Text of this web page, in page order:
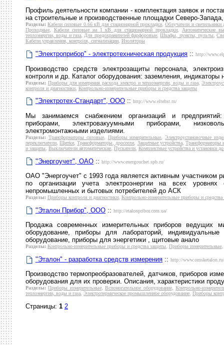
Профиль деятельности компании - комплектация заявок и
на строительные и производственные площадки Северо-
Разделы: Кабели силовые 0.66 кВ для стационарной прокладки,Облучатели и
Проходные, Кабели силовые на 1 кВ для стационарной прокладки,Автоматические
теплоэнергии, воды и газа,Для предохранителей фарфоровые,Шкафы, пункты, пульты,
Кабели управления, контроля, сигнализации, Изоляторы
"Электроприбор" - электротехническая продукция :: http://
Производство средств электрозащиты персонала,
контроля и др. Каталог оборудования: заземления,
Разделы: Приборы для измерения расхода электро и теплоэнергии, воды и газа,
контроля и диагностики Контрольно-измерительные приборы и средства защиты
"Электротех-Стандарт", ООО :: http://www.eltehst.ru/
Мы занимаемся снабжением организаций и
приборами, электровакуумными приборами,
электромонтажными изделиями.
Разделы: Трансформаторы силовые, Приборы измерительные ,Электроустановочные
переключатели ,Щитки ,Трансформаторы, дроссели Защитные устройства, Трансформаторы
и защиты
Выключатели автоматические Пускатели Комплектные устройства и установки
"Энергоучет", ОАО :: http://www.energouchet.spb.ru/
ОАО "Энергоучет" с 1993 года является активным участником
по организации учета электроэнергии на всех
непромышленных и бытовых потребителей до АСК
Разделы: Приборы контроля и диагностики Контрольно-измерительные приборы и
"Эталон Прибор", ООО :: http://etalonpribor.com.ua/
Продажа современных измерительных приборов ведущих
оборудование, приборы для лабораторий,
оборудование, приборы для энергетики , щитовые анало
Разделы: Контрольно-измерительные приборы и средства защиты Приборы измерительные
"Эталон" - разработка средств измерения :: http://www.omsketalon.ru/
Производство термопреобразователей, датчиков, приборов
оборудования для их проверки. Описания, характеристики
Разделы: Приборы измерительные,Вспомогательное оборудование,Контрольно-
теплоэнергии, воды и газа, Электротермическое промышленное оборудование, Приборы
Страницы: 1 2